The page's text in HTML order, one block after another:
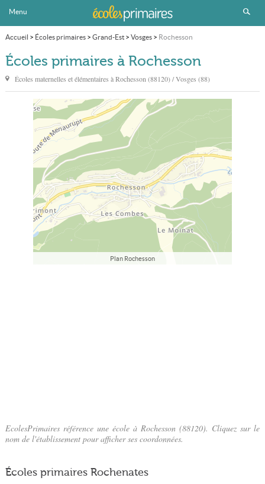
Menu
Accueil > Écoles primaires> Grand-Est> Vosges> Rochesson
Écoles primaires à Rochesson
Écoles maternelles et élémentaires àRochesson (88120) / Vosges (88)
Plan Rochesson
EcolesPrimaires référence une école à Rochesson (88120). Cliquez sur le
nom de l'établissement pour afficher ses coordonnées.
Écoles primaires Rochenates